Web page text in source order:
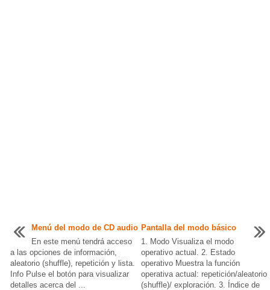
Menú del modo de CD audio
En este menú tendrá acceso
a las opciones de información,
aleatorio (shuffle), repetición y lista.
Info Pulse el botón para visualizar
detalles acerca del ...
Pantalla del modo básico
1. Modo Visualiza el modo
operativo actual. 2. Estado
operativo Muestra la función
operativa actual: repetición/aleatorio
(shuffle)/ exploración. 3. Índice de